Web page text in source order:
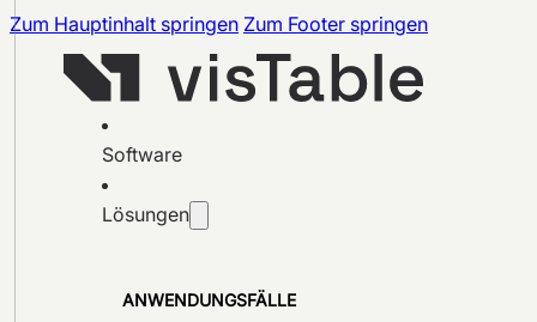
Zum Hauptinhalt springen Zum Footer springen
Software
Lösungen
ANWENDUNGSFÄLLE